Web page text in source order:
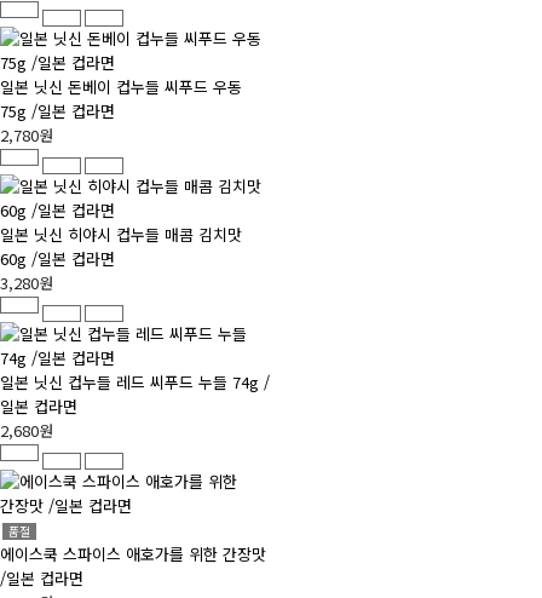
일본 닛신 돈베이 컵누들 씨푸드 우동
75g /일본 컵라면
2,780원
일본 닛신 히야시 컵누들 매콤 김치맛
60g /일본 컵라면
3,280원
일본 닛신 컵누들 레드 씨푸드 누들 74g /
일본 컵라면
2,680원
품절
에이스쿡 스파이스 애호가를 위한 간장맛
/일본 컵라면